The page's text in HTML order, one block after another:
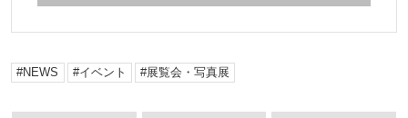
NEWS イベント 展覧会・写真展